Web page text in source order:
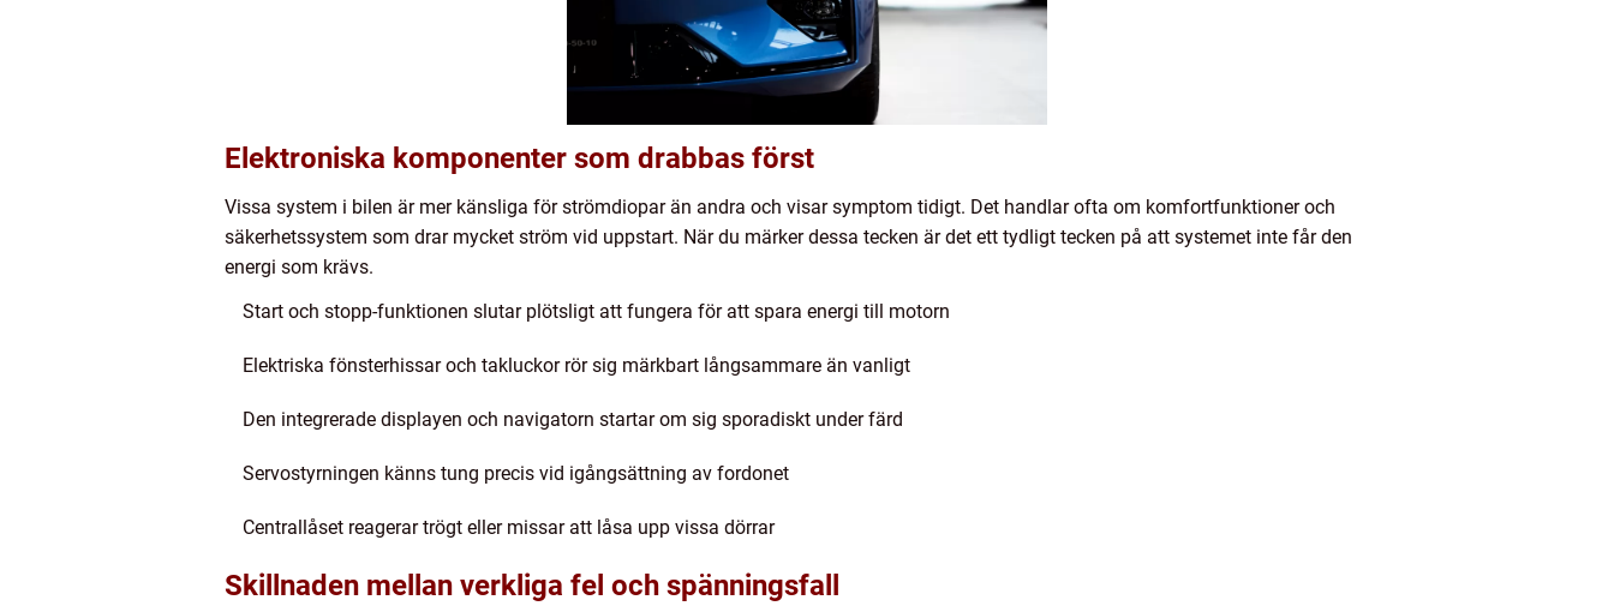
Elektroniska komponenter som drabbas först
Vissa system i bilen är mer känsliga för strömdiopar än andra och visar symptom tidigt. Det handlar ofta om komfortfunktioner och
säkerhetssystem som drar mycket ström vid uppstart. När du märker dessa tecken är det ett tydligt tecken på att systemet inte får den
energi som krävs.
Start och stopp-funktionen slutar plötsligt att fungera för att spara energi till motorn
Elektriska fönsterhissar och takluckor rör sig märkbart långsammare än vanligt
Den integrerade displayen och navigatorn startar om sig sporadiskt under färd
Servostyrningen känns tung precis vid igångsättning av fordonet
Centrallåset reagerar trögt eller missar att låsa upp vissa dörrar
Skillnaden mellan verkliga fel och spänningsfall